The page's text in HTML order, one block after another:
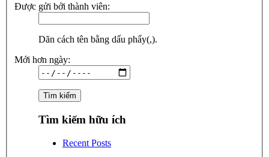
Được gửi bởi thành viên:
Dãn cách tên bằng dấu phẩy(,).
Mới hơn ngày:
Tìm kiếm hữu ích
Recent Posts